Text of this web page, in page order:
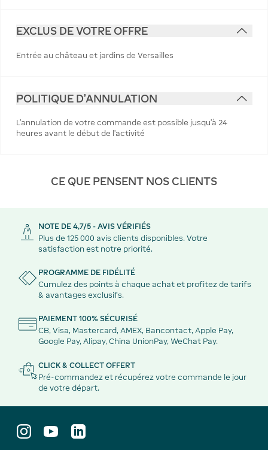
EXCLUS DE VOTRE OFFRE
Entrée au château et jardins de Versailles
POLITIQUE D'ANNULATION
L’annulation de votre commande est possible jusqu’à 24
heures avant le début de l’activité
CE QUE PENSENT NOS CLIENTS
NOTE DE 4,7/5 - AVIS VÉRIFIÉS
Plus de 125 000 avis clients disponibles. Votre
satisfaction est notre priorité.
PROGRAMME DE FIDÉLITÉ
Cumulez des points à chaque achat et profitez de tarifs
& avantages exclusifs.
PAIEMENT 100% SÉCURISÉ
CB, Visa, Mastercard, AMEX, Bancontact, Apple Pay,
Google Pay, Alipay, China UnionPay, WeChat Pay.
CLICK & COLLECT OFFERT
Pré-commandez et récupérez votre commande le jour
de votre départ.